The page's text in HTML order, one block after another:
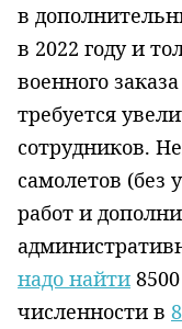
в
в 2022 году и
военного
требуется
сотрудников.
самолетов (без
работ и
надо найти
численности в